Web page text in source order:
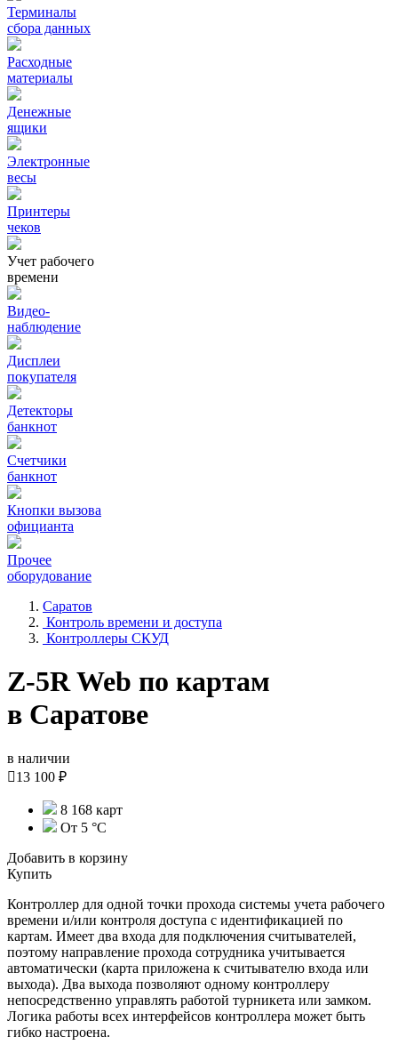
Терминалы
сбора данных
Расходные
материалы
Денежные
ящики
Электронные
весы
Принтеры
чеков
Учет рабочего
времени
Видео‑
наблюдение
Дисплеи
покупателя
Детекторы
банкнот
Счетчики
банкнот
Кнопки вызова
официанта
Прочее
оборудование
Саратов
Контроль времени и доступа
Контроллеры СКУД
Z-5R Web по картам
в Саратове
в наличии
13 100 ₽
8 168 карт
От 5 °С
Добавить в корзину
Купить
Контроллер для одной точки прохода системы учета рабочего
времени и/или контроля доступа с идентификацией по
картам. Имеет два входа для подключения считывателей,
поэтому направление прохода сотрудника учитывается
автоматически (карта приложена к считывателю входа или
выхода). Два выхода позволяют одному контроллеру
непосредственно управлять работой турникета или замком.
Логика работы всех интерфейсов контроллера может быть
гибко настроена.